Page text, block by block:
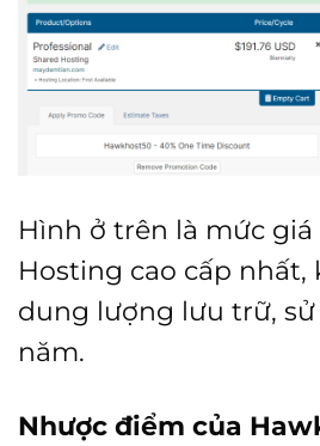
Hình ở trên là mức giá
Hosting cao cấp nhất,
dung lượng lưu trữ,
năm.
Nhược điểm của